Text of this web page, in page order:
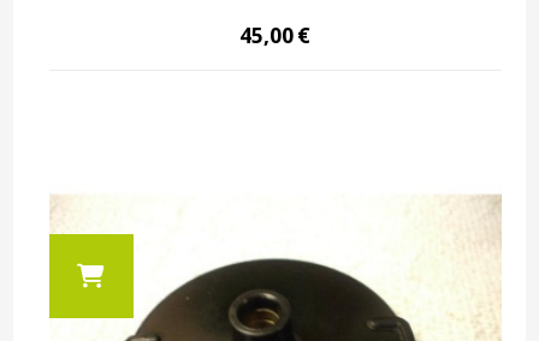
45,00€